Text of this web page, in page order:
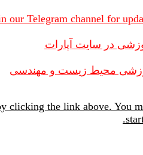
our Telegram channel for
در سایت آپارات
محیط زیست و مهندسی
clicking the link above. You